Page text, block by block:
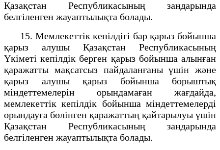
Қазақстан Республикасының заңдарында
белгіленген жауаптылықта болады.
15. Мемлекеттік кепілдігі бар қарыз бойынша
қарыз алушы Қазақстан Республикасының
Үкіметі кепілдік берген қарыз бойынша алынған
қаражатты мақсатсыз пайдаланғаны үшін және
қарыз алушы қарыз бойынша борыштық
міндеттемелерін орындамаған жағдайда,
мемлекеттік кепілдік бойынша міндеттемелерді
орындауға бөлінген қаражаттың қайтарылуы үшін
Қазақстан Республикасының заңдарында
белгіленген жауаптылықта болады.